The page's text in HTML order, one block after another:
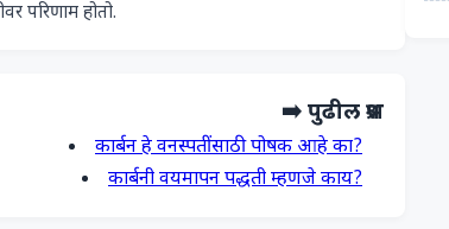
परिणाम होतो.
➡️ पुढील प्रश्न
कार्बन हे वनस्पतींसाठी पोषक आहे का?
कार्बनी वयमापन पद्धती म्हणजे काय?